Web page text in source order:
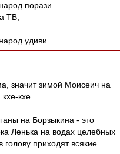
порази.
ТВ,
удиви.
значит зимой Моисеич на
кхе.
на Борзыкина - это
Ленька на водах целебных
голову приходят всякие